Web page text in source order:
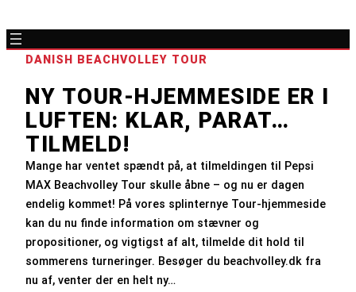
DANISH BEACHVOLLEY TOUR
NY TOUR-HJEMMESIDE ER I
LUFTEN: KLAR, PARAT…
TILMELD!
Mange har ventet spændt på, at tilmeldingen til Pepsi
MAX Beachvolley Tour skulle åbne – og nu er dagen
endelig kommet! På vores splinternye Tour-hjemmeside
kan du nu finde information om stævner og
propositioner, og vigtigst af alt, tilmelde dit hold til
sommerens turneringer. Besøger du beachvolley.dk fra
nu af, venter der en helt ny…